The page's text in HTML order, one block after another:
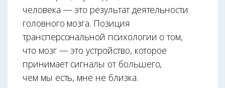
человека — это результат деятельности
головного мозга. Позиция
трансперсональной психологии о том,
что мозг — это устройство, которое
принимает сигналы от большего,
чем мы есть, мне не близка.